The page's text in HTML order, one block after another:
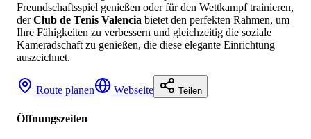
Freundschaftsspiel genießen oder für den Wettkampf trainieren,
derClub de Tenis Valencia bietet den perfekten Rahmen, um
Ihre Fähigkeiten zu verbessern und gleichzeitig die soziale
Kameradschaft zu genießen, die diese elegante Einrichtung
auszeichnet.
Route planen Webseite Teilen
Öffnungszeiten